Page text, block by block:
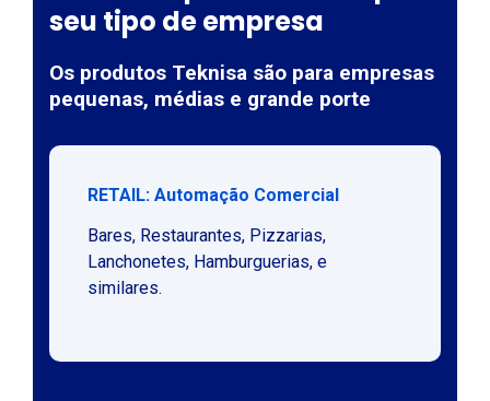
seu tipo de empresa
Os produtos Teknisa são para empresas
pequenas, médias e grande porte
RETAIL: Automação Comercial
Bares, Restaurantes, Pizzarias,
Lanchonetes, Hamburguerias, e
similares.